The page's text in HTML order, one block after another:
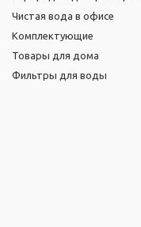
Чистая вода в офисе
Комплектующие
Товары для дома
Фильтры для воды